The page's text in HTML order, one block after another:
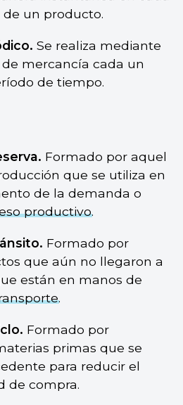
un producto.
Se realiza mediante
mercancía cada un
de tiempo.
Formado por aquel
que se utiliza en
de la demanda o
productivo.
Formado por
que aún no llegaron a
están en manos de
.
Formado por
primas que se
para reducir el
de compra.